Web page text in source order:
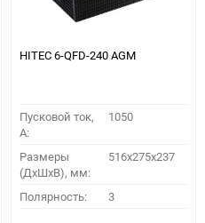
HITEC 6-QFD-240 AGM
Пусковой ток,
A:
1050
Размеры
(ДхШхВ), мм:
516x275x237
Полярность: 3